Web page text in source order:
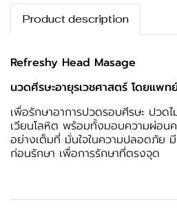
Product description
Refreshy Head Masage
นวดศีรษะอายุรเวชศาสตร์ โดยแพ
เพื่อรักษาอาการปวดรอบศีรษะ ปวด
เวียนโลหิต พร้อมทั้งมอบความผ่อ
อย่างเต็มที่ มั่นใจในความปลอดภัย มี
ก่อนรักษา เพื่อการรักษาที่ตรงจุด